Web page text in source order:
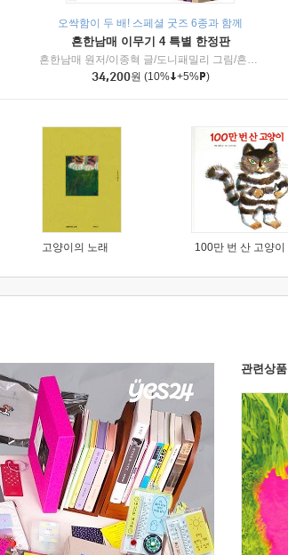
오싹함이 두 배! 스페셜 굿즈 6종과 함께
흔한남매 이무기 4 특별 한정판
흔한남매 원저/이종혁 글/도니패밀리 그림/흔한컴퍼니 감수
34,200원 (10% +5% )
고양이의 노래 100만 번 산 고양이
관련상품